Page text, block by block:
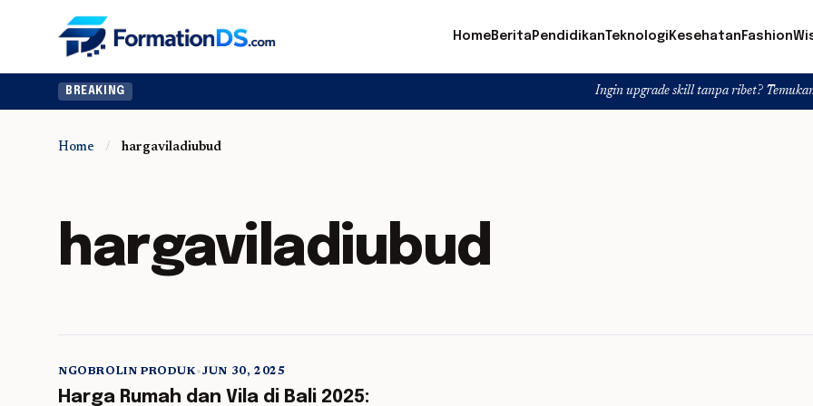
HomeBerita PendidikanTeknologi Kesehatan Fashion
BREAKING Ingin upgrade skill tanpa ribet? Temukan kelas
Home / hargaviladiubud
hargaviladiubud
5 min read
NGOBROLIN PRODUK•JUN 30, 2025
Harga Rumah dan Vila di Bali 2025: